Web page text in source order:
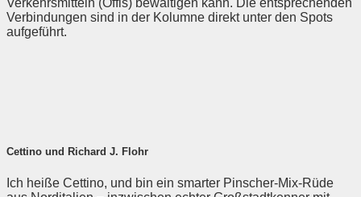
Verkehrsmitteln (Öffis) bewältigen kann. Die entsprechenden
Verbindungen sind in der Kolumne direkt unter den Spots
aufgeführt.
Cettino und Richard J. Flohr
Ich heiße Cettino, und bin ein smarter Pinscher-Mix-Rüde